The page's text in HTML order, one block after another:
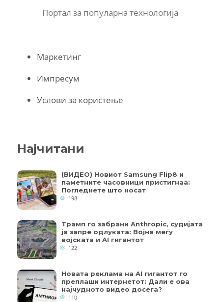
Портал за популарна технологија
Маркетинг
Импресум
Услови за користење
Најчитани
(ВИДЕО) Новиот Samsung Flip8 и
паметните часовници пристигнаа:
Погледнете што носат
198
Трамп го забрани Anthropic, судијата
ја запре одлуката: Војна меѓу
војската и AI гигантот
122
Новата реклама на AI гигантот го
преплаши интернетот: Дали е ова
најчудното видео досега?
110